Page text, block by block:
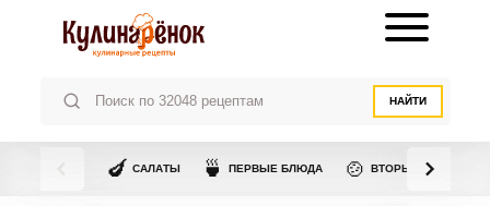
НАЙТИ
🍆 САЛАТЫ 🍵 ПЕРВЫЕ БЛЮДА 🍲 ВТОРЫЕ БЛЮДА